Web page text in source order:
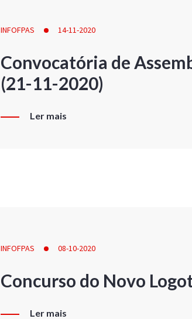
INFOFPAS 14-11-2020
Convocatória de
(21-11-2020)
Ler mais
INFOFPAS 08-10-2020
Concurso do Novo
Ler mais